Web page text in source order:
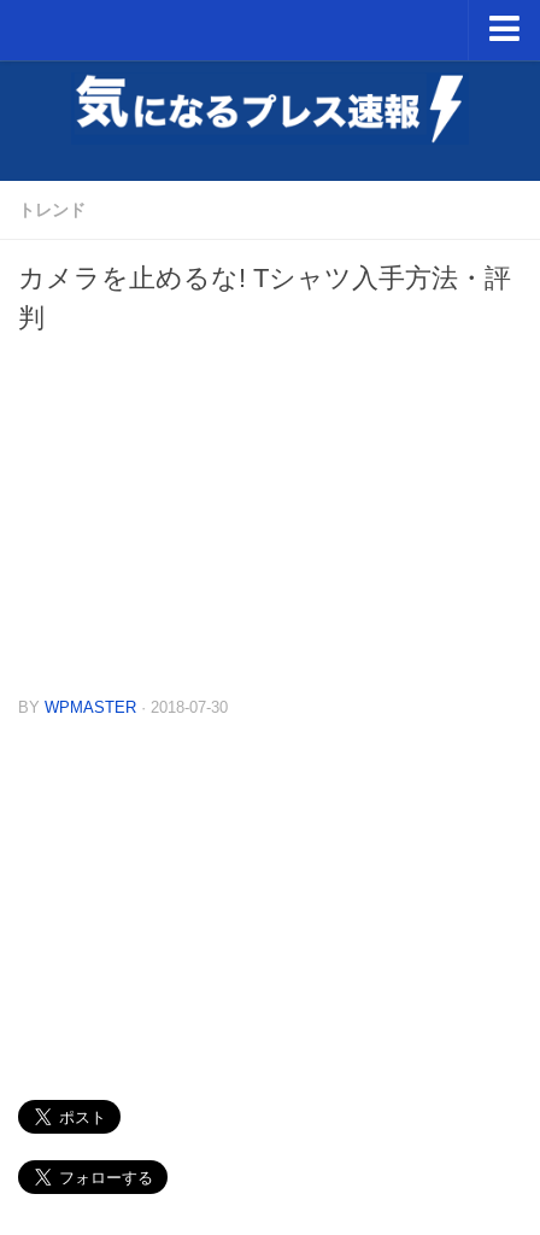
NintendoSwitch
ミニスーパーファミコン予約開始日
トレンド
カメラを止めるな! Tシャツ入手方法・評
判
BY WPMASTER · 2018-07-30